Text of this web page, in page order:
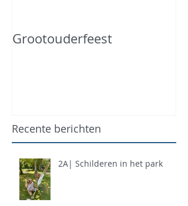
Grootouderfeest
Recente berichten
2A| Schilderen in het park